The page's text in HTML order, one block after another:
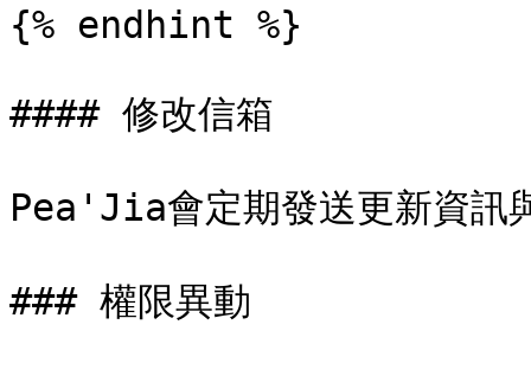
{% endhint %}
#### 修改信箱
Pea'Jia會定期發送更新資訊
### 權限異動